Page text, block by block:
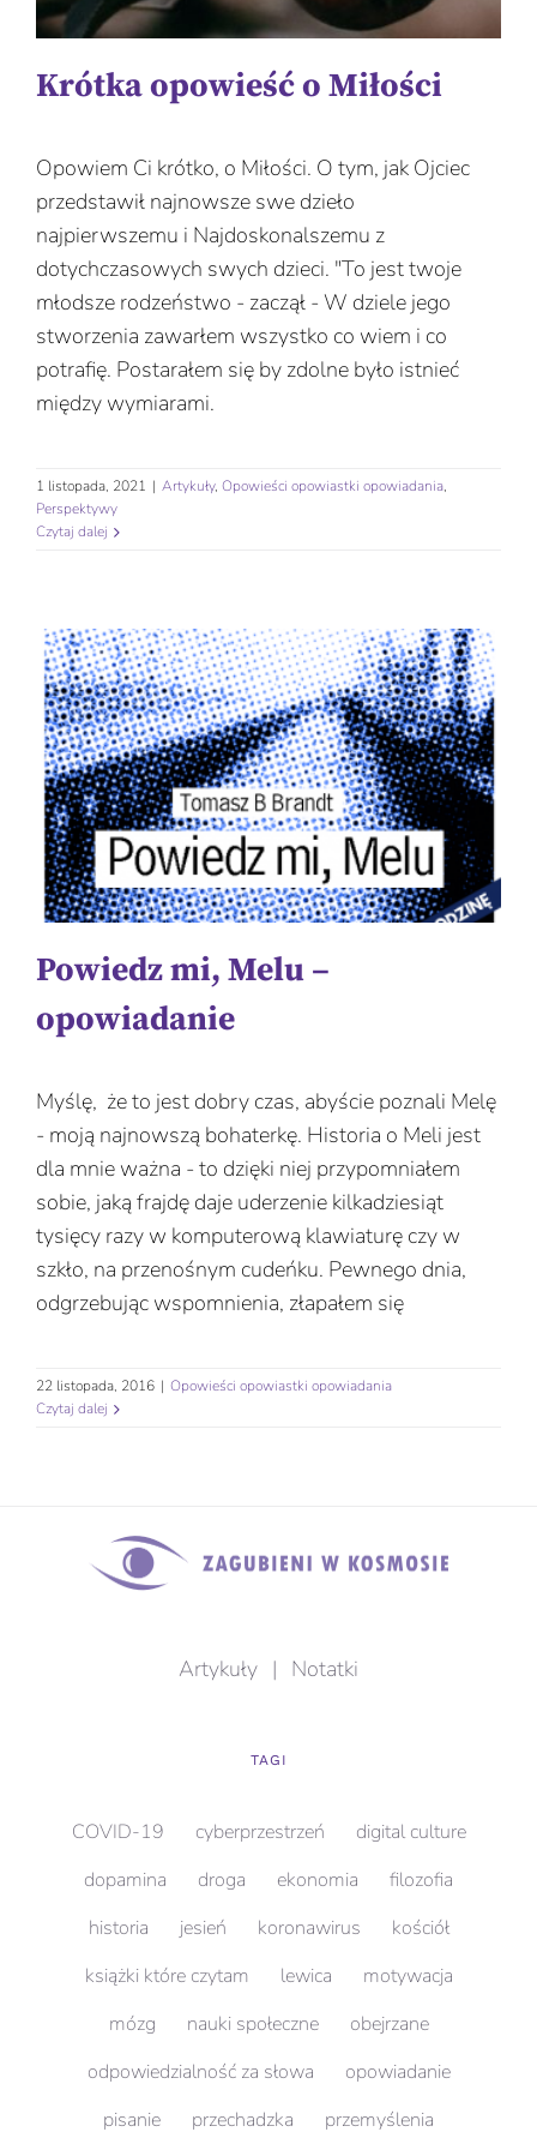
Krótka opowieść o Miłości
Opowiem Ci krótko, o Miłości. O tym, jak Ojciec
przedstawił najnowsze swe dzieło
najpierwszemu i Najdoskonalszemu z
dotychczasowych swych dzieci. "To jest twoje
młodsze rodzeństwo - zaczął - W dziele jego
stworzenia zawarłem wszystko co wiem i co
potrafię. Postarałem się by zdolne było istnieć
między wymiarami.
1 listopada, 2021 | Artykuły, Opowieści opowiastki opowiadania,
Perspektywy
Czytaj dalej
Powiedz mi, Melu –
opowiadanie
Myślę, że to jest dobry czas, abyście poznali Melę
- moją najnowszą bohaterkę. Historia o Meli jest
dla mnie ważna - to dzięki niej przypomniałem
sobie, jaką frajdę daje uderzenie kilkadziesiąt
tysięcy razy w komputerową klawiaturę czy w
szkło, na przenośnym cudeńku. Pewnego dnia,
odgrzebując wspomnienia, złapałem się
22 listopada, 2016 | Opowieści opowiastki opowiadania
Czytaj dalej
Artykuły | Notatki
TAGI
COVID-19 cyberprzestrzeń
digital culture
dopamina
droga ekonomia
filozofia
historia
jesień koronawirus
kościół
książki które czytam
lewica
motywacja
mózg
nauki społeczne
obejrzane
odpowiedzialność za słowa
opowiadanie
pisanie
przechadzka przemyślenia